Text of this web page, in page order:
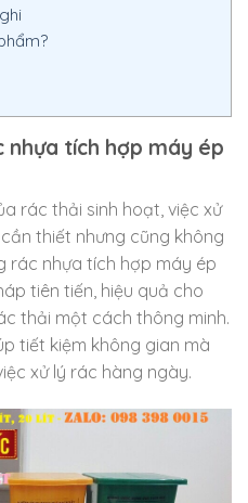
nhựa tích hợp máy ép
rác thải sinh hoạt, việc xử
thiết nhưng cũng không
rác nhựa tích hợp máy ép
tiên tiến, hiệu quả cho
thải một cách thông minh.
tiết kiệm không gian mà
xử lý rác hàng ngày.